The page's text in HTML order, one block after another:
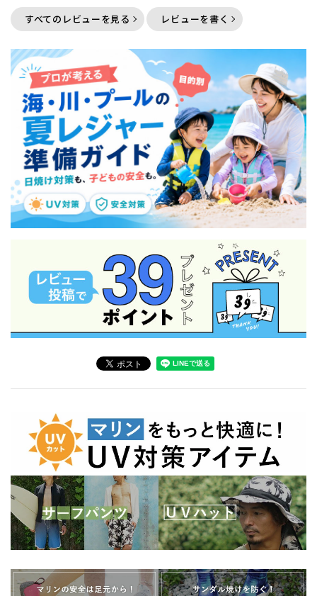
すべてのレビューを見る レビューを書く